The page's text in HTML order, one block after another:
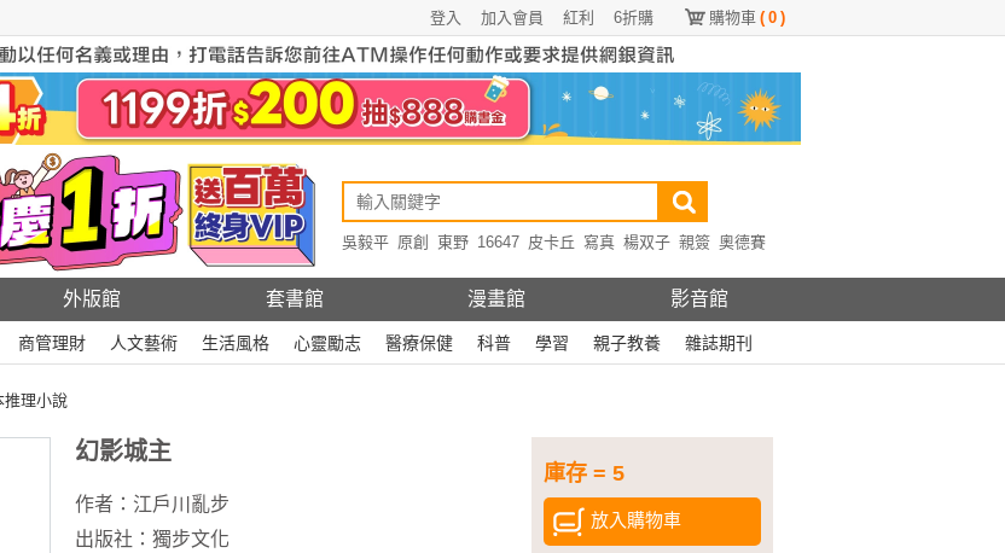
購物車 ( 0 )
6折購
紅利
加入會員
登入
吳毅平 原創 東野 16647 皮卡丘 寫真 楊双子 親簽 奧德賽
外版館 套書館 漫畫館 影音館
商管理財 人文藝術 生活風格 心靈勵志 醫療保健 科普 學習 親子教養 雜誌期刊
推理小說
庫存 = 5
放入購物車
幻影城主
作者： 江戶川亂步
出版社： 獨步文化